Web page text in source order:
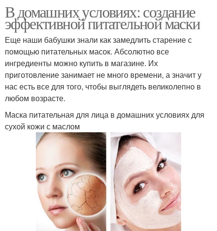
В домашних условиях: создание
эффективной питательной маски
Еще наши бабушки знали как замедлить старение с
помощью питательных масок. Абсолютно все
ингредиенты можно купить в магазине. Их
приготовление занимает не много времени, а значит у
нас есть все для того, чтобы выглядеть великолепно в
любом возрасте.
Маска питательная для лица в домашних условиях для
сухой кожи с маслом